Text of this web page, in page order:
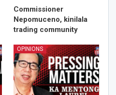
Commissioner
Nepomuceno, kinilala
trading community
OPINIONS